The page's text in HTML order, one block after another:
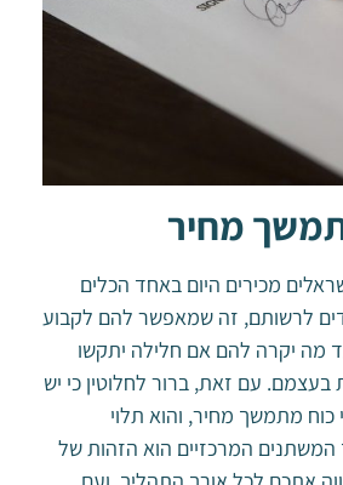
מחיר
מכירים היום באחד הכלים
לרשותם, זה שמאפשר להם לקבוע
מה יקרה להם אם חלילה יתקשו
עם זאת, ברור לחלוטין כי יש
כוח מתמשך מחיר, והוא תלוי
המשתנים המרכזיים הוא הזהות של